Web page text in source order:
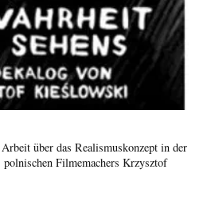
über das Realismuskonzept in der
polnischen Filmemachers Krzysztof